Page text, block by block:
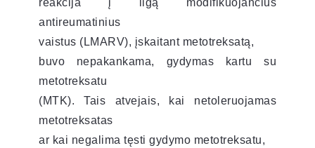
antireumatinius
vaistus (LMARV), įskaitant metotreksatą,
buvo nepakankama, gydymas kartu su
metotreksatu
(MTK). Tais atvejais, kai netoleruojamas
metotreksatas
ar kai negalima tęsti gydymo metotreksatu,